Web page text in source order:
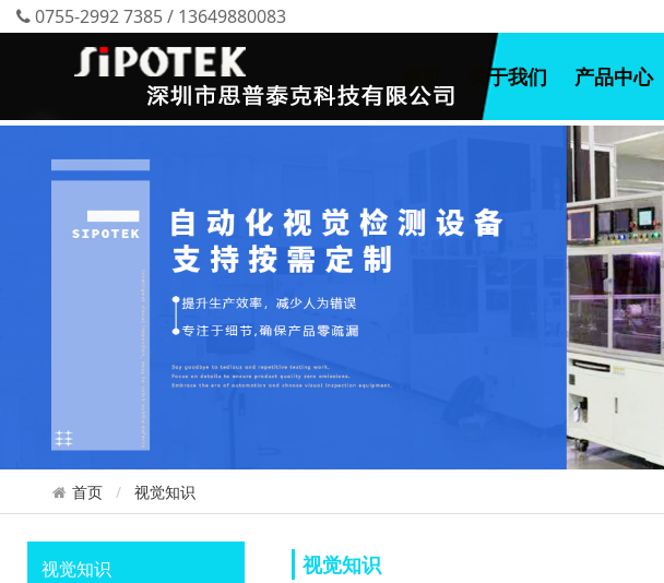
0755-2992 7385 / 13649880083
关于我们 产品中心
首页 视觉知识
视觉知识 视觉知识